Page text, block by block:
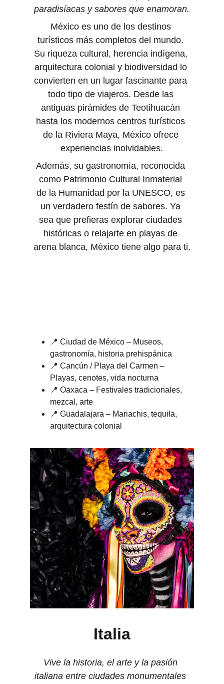
paradisíacas y sabores que enamoran.
México es uno de los destinos
turísticos más completos del mundo.
Su riqueza cultural, herencia indígena,
arquitectura colonial y biodiversidad lo
convierten en un lugar fascinante para
todo tipo de viajeros. Desde las
antiguas pirámides de Teotihuacán
hasta los modernos centros turísticos
de la Riviera Maya, México ofrece
experiencias inolvidables.
Además, su gastronomía, reconocida
como Patrimonio Cultural Inmaterial
de la Humanidad por la UNESCO, es
un verdadero festín de sabores. Ya
sea que prefieras explorar ciudades
históricas o relajarte en playas de
arena blanca, México tiene algo para ti.
📍 Ciudad de México – Museos,
gastronomía, historia prehispánica
📍 Cancún / Playa del Carmen –
Playas, cenotes, vida nocturna
📍 Oaxaca – Festivales tradicionales,
mezcal, arte
📍 Guadalajara – Mariachis, tequila,
arquitectura colonial
Italia
Vive la historia, el arte y la pasión
italiana entre ciudades monumentales